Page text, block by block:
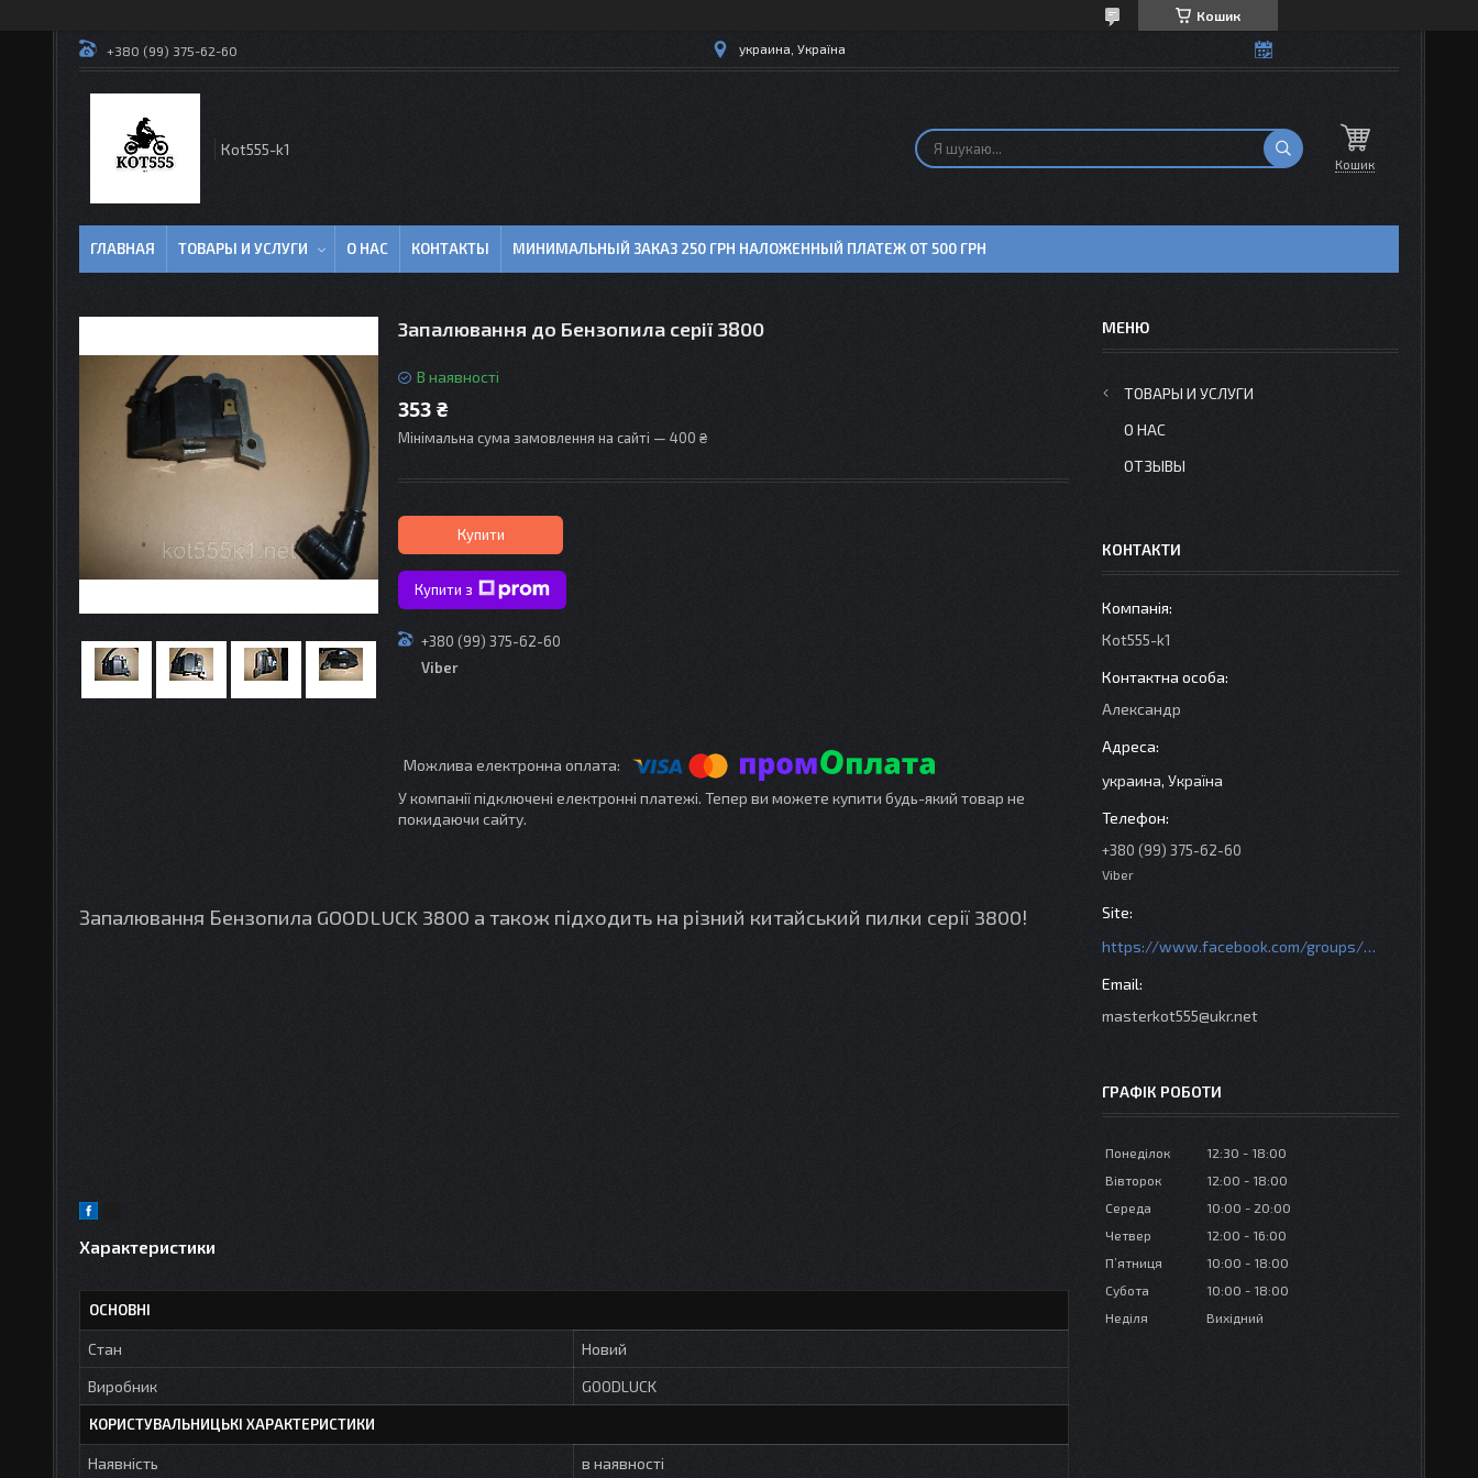
Кошик
+380 (99) 375-62-60 украина, Україна
Кot555-k1
Кошик
ГЛАВНАЯ ТОВАРЫ И УСЛУГИ О НАС КОНТАКТЫ МИНИМАЛЬНЫЙ ЗАКАЗ 250 ГРН НАЛОЖЕННЫЙ ПЛАТЕЖ ОТ 500 ГРН
Запалювання до Бензопила серії 3800
В наявності
353 ₴
Мінімальна сума замовлення на сайті — 400 ₴
Купити
Купити з
+380 (99) 375-62-60
Viber
У компанії підключені електронні платежі. Тепер ви можете купити будь-який товар не
покидаючи сайту.
Запалювання Бензопила GOODLUCK 3800 а також підходить на різний китайський пилки серії 3800!
Характеристики
ОСНОВНІ
Стан
Новий
Виробник
GOODLUCK
КОРИСТУВАЛЬНИЦЬКІ ХАРАКТЕРИСТИКИ
Наявність в наявності
ТОВАРЫ И УСЛУГИ
О НАС
ОТЗЫВЫ
КОНТАКТИ
Кot555-k1
Александр
украина, Україна
+380 (99) 375-62-60
Viber
https://www.facebook.com/groups/httpsmotoshara.net
masterkot555@ukr.net
ГРАФІК РОБОТИ
Понеділок 12:30
18:00
Вівторок
12:00
18:00
Середа
10:00
20:00
Четвер
12:00
16:00
Пʼятниця
10:00
18:00
Субота
10:00
18:00
Неділя
Вихідний